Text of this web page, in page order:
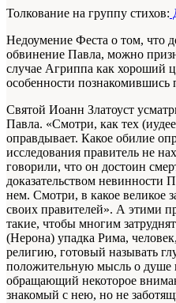
Толкование на группу стихов:
Недоумение Феста о том, что
обвинение Павла, можно
случае Агриппа как хороший
особенности
Святой Иоанн Златоуст
Павла. «Смотри, как тех
оправдывает. Какое обилие
исследования правитель не
говорили, что он достоин
доказательством невинности
нем. Смотри, в какое великое
своих правителей». А этими
такие, чтобы многим
(Нерона) упадка Рима,
религию, готовый называть
положительную мысль о
обращающий некоторое
знакомый с нею, но не